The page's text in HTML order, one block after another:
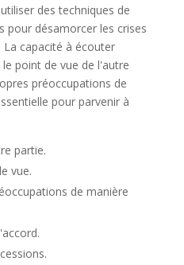
des techniques de
pour désamorcer les crises
capacité à écouter
point de vue de l'autre
préoccupations de
pour parvenir à
partie.
vue.
de manière